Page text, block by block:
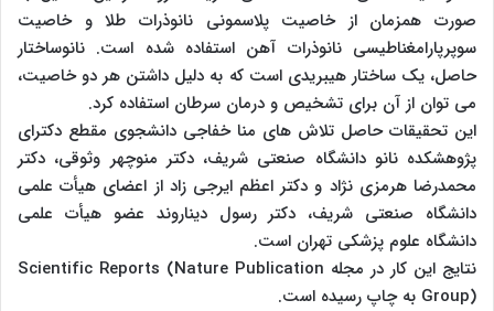
صورت همزمان از خاصیت پلاسمونی نانوذرات طلا و خاصیت
سوپرپارامغناطیسی نانوذرات آهن استفاده شده است. نانوساختار
حاصل، یک ساختار هیبریدی است که به دلیل داشتن هر دو خاصیت،
می توان از آن برای تشخیص و درمان سرطان استفاده کرد.
این تحقیقات حاصل تلاش های منا خفاجی دانشجوی مقطع دکترای
پژوهشکده نانو دانشگاه صنعتی شریف، دکتر منوچهر وثوقی، دکتر
محمدرضا هرمزی نژاد و دکتر اعظم ایرجی زاد از اعضای هیأت علمی
دانشگاه صنعتی شریف، دکتر رسول دیناروند عضو هیأت علمی
دانشگاه علوم پزشکی تهران است.
نتایج این کار در مجله Scientific Reports (Nature Publication
Group) به چاپ رسیده است.